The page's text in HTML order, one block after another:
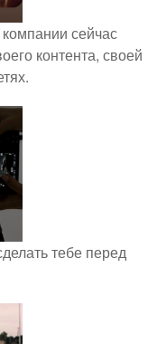
сейчас
контента, своей
тебе перед